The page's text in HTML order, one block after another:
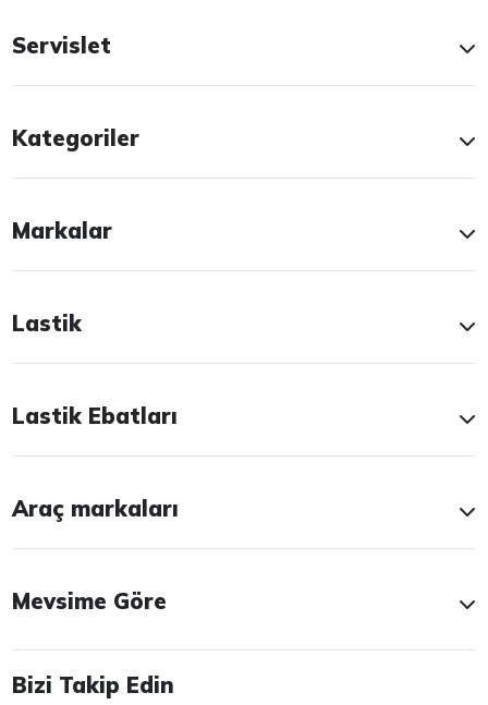
Servislet
Kategoriler
Markalar
Lastik
Lastik Ebatları
Araç markaları
Mevsime Göre
Bizi Takip Edin